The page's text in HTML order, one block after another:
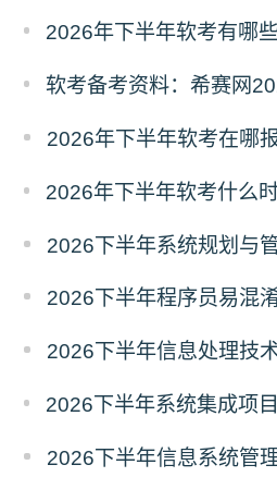
2026下半年程序员易混